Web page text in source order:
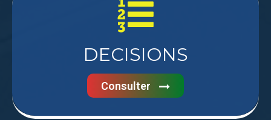
DECISIONS
Consulter